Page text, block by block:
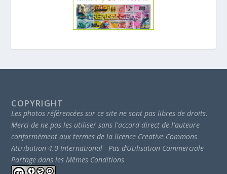
COPYRIGHT
Les photos référencées sur ce site ne sont pas libres de droits.
Merci de ne pas les utiliser sans l'accord direct de l'auteure
conformément aux termes de la licence Creative Commons
Attribution 4.0 International - Pas d’Utilisation Commerciale -
Partage dans les Mêmes Conditions